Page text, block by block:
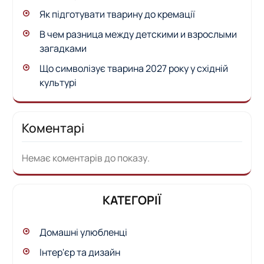
Як підготувати тварину до кремації
В чем разница между детскими и взрослыми
загадками
Що символізує тварина 2027 року у східній
культурі
Коментарі
Немає коментарів до показу.
КАТЕГОРІЇ
Домашні улюбленці
Інтер'єр та дизайн